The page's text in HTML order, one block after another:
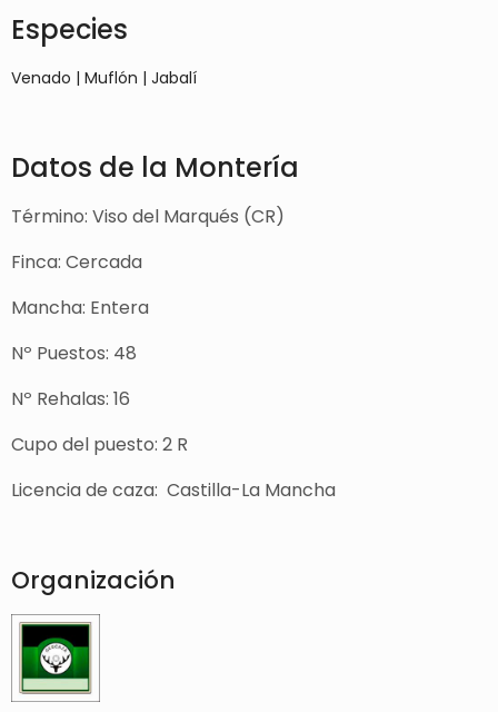
Especies
Venado | Muflón | Jabalí
Datos de la Montería
Término: Viso del Marqués (CR)
Finca: Cercada
Mancha: Entera
Nº Puestos: 48
Nº Rehalas: 16
Cupo del puesto: 2 R
Licencia de caza: Castilla-La Mancha
Organización